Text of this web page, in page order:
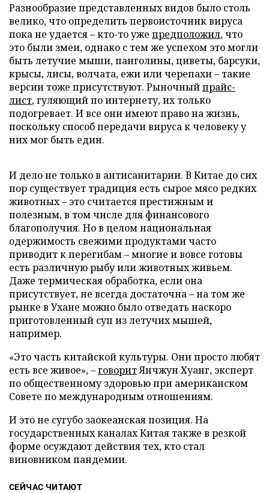
Разнообразие представленных видов было столь
велико, что определить первоисточник вируса
пока не удается – кто-то уже предположил, что
это были змеи, однако с тем же успехом это могли
быть летучие мыши, панголины, циветы, барсуки,
крысы, лисы, волчата, ежи или черепахи – такие
версии тоже присутствуют. Рыночныйпрайс-
лист, гуляющий по интернету, их только
подогревает. И все они имеют право на жизнь,
поскольку способ передачи вируса к человеку у
них мог быть един.
И дело не только в антисанитарии. В Китае до сих
пор существует традиция есть сырое мясо редких
животных – это считается престижным и
полезным, в том числе для финансового
благополучия. Но в целом национальная
одержимость свежими продуктами часто
приводит к перегибам – многие и вовсе готовы
есть различную рыбу или животных живьем.
Даже термическая обработка, если она
присутствует, не всегда достаточна – на том же
рынке в Ухане можно было отведать наскоро
приготовленный суп из летучих мышей,
например.
«Это часть китайской культуры. Они просто любят
есть все живое», –говоритЯнчжун Хуанг, эксперт
по общественному здоровью при американском
Совете по международным отношениям.
И это не сугубо заокеанская позиция. На
государственных каналах Китая также в резкой
форме осуждают действия тех, кто стал
виновником пандемии.
СЕЙЧАС ЧИТАЮТ